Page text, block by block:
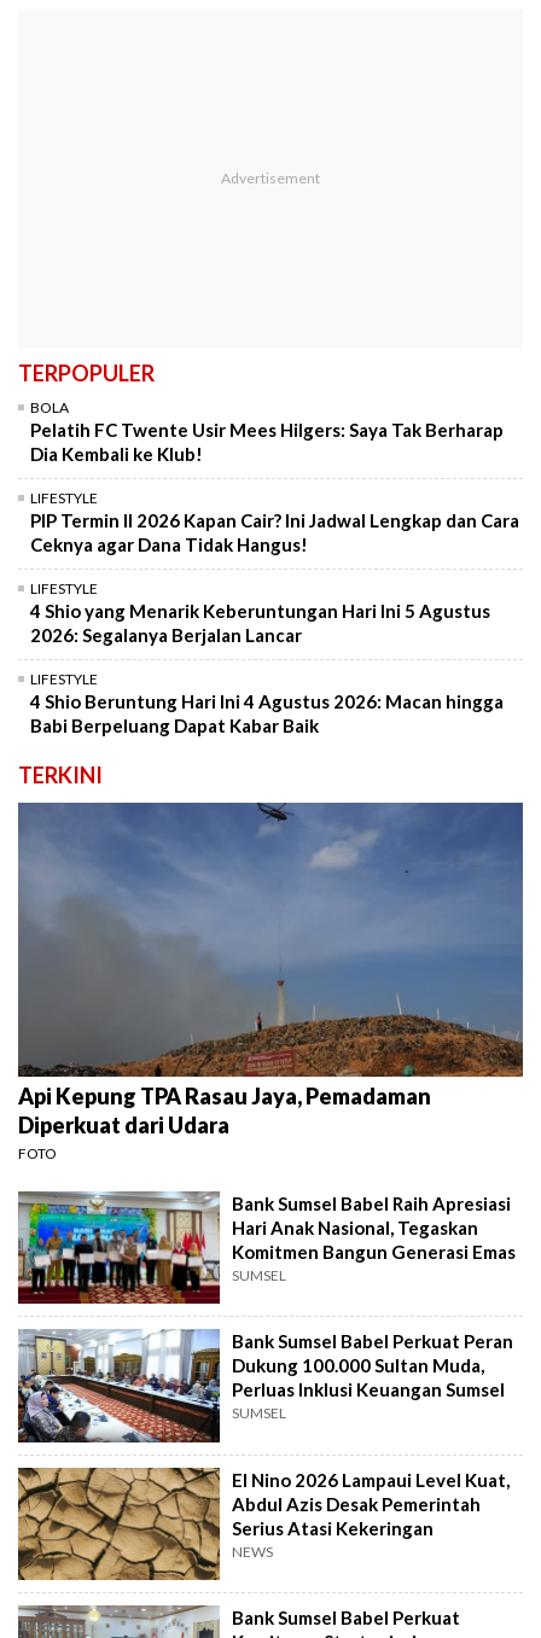
TERPOPULER
BOLA
Pelatih FC Twente Usir Mees Hilgers: Saya Tak Berharap
Dia Kembali ke Klub!
LIFESTYLE
PIP Termin II 2026 Kapan Cair? Ini Jadwal Lengkap dan Cara
Ceknya agar Dana Tidak Hangus!
LIFESTYLE
4 Shio yang Menarik Keberuntungan Hari Ini 5 Agustus
2026: Segalanya Berjalan Lancar
LIFESTYLE
4 Shio Beruntung Hari Ini 4 Agustus 2026: Macan hingga
Babi Berpeluang Dapat Kabar Baik
TERKINI
Api Kepung TPA Rasau Jaya, Pemadaman
Diperkuat dari Udara
FOTO
Bank Sumsel Babel Raih Apresiasi
Hari Anak Nasional, Tegaskan
Komitmen Bangun Generasi Emas
SUMSEL
Bank Sumsel Babel Perkuat Peran
Dukung 100.000 Sultan Muda,
Perluas Inklusi Keuangan Sumsel
SUMSEL
El Nino 2026 Lampaui Level Kuat,
Abdul Azis Desak Pemerintah
Serius Atasi Kekeringan
NEWS
Bank Sumsel Babel Perkuat